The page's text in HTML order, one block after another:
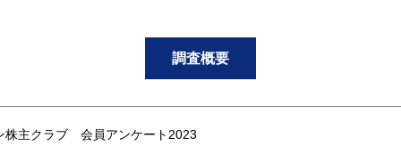
調査概要
株主クラブ 会員アンケート2023